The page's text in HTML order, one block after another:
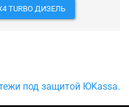
TURBO ДИЗЕЛЬ